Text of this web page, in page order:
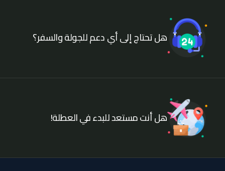
هل تحتاج إلى أي دعم للجولة والسفر؟
هل أنت مستعد للبدء في العطلة!